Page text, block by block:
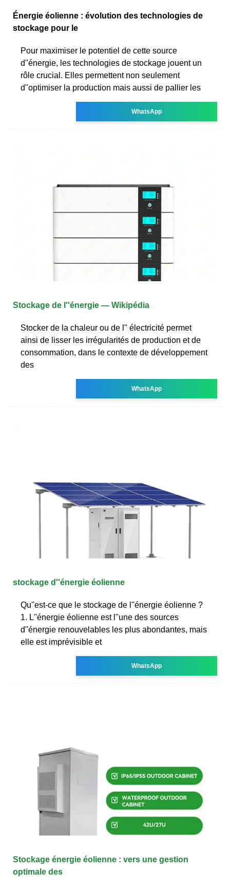
Énergie éolienne : évolution des technologies de
stockage pour le
Pour maximiser le potentiel de cette source
d''énergie, les technologies de stockage jouent un
rôle crucial. Elles permettent non seulement
d''optimiser la production mais aussi de pallier les
WhatsApp
Stockage de l''énergie — Wikipédia
Stocker de la chaleur ou de l'' électricité permet
ainsi de lisser les irrégularités de production et de
consommation, dans le contexte de développement
des
WhatsApp
stockage d''énergie éolienne
Qu''est-ce que le stockage de l''énergie éolienne ?
1. L''énergie éolienne est l''une des sources
d''énergie renouvelables les plus abondantes, mais
elle est imprévisible et
WhatsApp
Stockage énergie éolienne : vers une gestion
optimale des